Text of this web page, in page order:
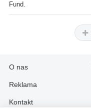
Fund.
O nas
Reklama
Kontakt